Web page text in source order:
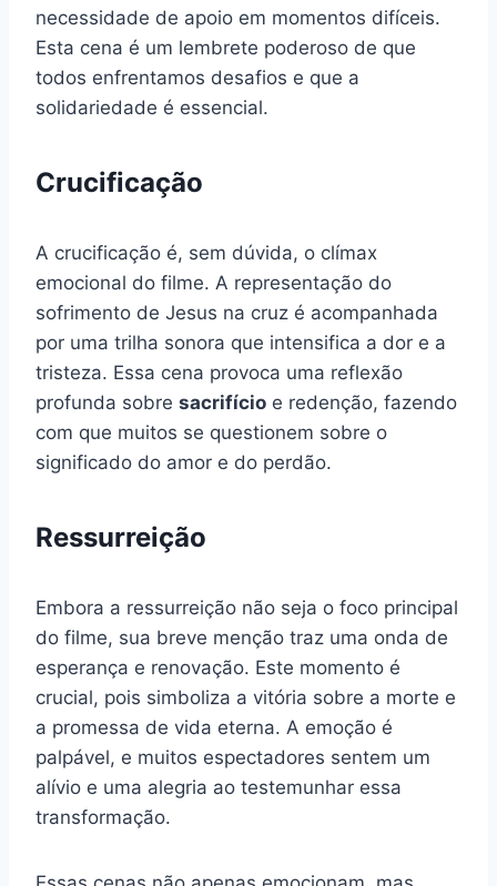
necessidade de apoio em momentos difíceis.
Esta cena é um lembrete poderoso de que
todos enfrentamos desafios e que a
solidariedade é essencial.
Crucificação
A crucificação é, sem dúvida, o clímax
emocional do filme. A representação do
sofrimento de Jesus na cruz é acompanhada
por uma trilha sonora que intensifica a dor e a
tristeza. Essa cena provoca uma reflexão
profunda sobre sacrifício e redenção, fazendo
com que muitos se questionem sobre o
significado do amor e do perdão.
Ressurreição
Embora a ressurreição não seja o foco principal
do filme, sua breve menção traz uma onda de
esperança e renovação. Este momento é
crucial, pois simboliza a vitória sobre a morte e
a promessa de vida eterna. A emoção é
palpável, e muitos espectadores sentem um
alívio e uma alegria ao testemunhar essa
transformação.